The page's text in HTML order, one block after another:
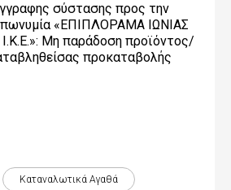
σύστασης προς την
«ΕΠΙΠΛΟΡΑΜΑ ΙΩΝΙΑΣ
Μη παράδοση προϊόντος/
προκαταβολής
Καταναλωτικά Αγαθά